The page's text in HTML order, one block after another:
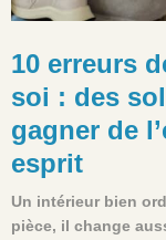
10 erreurs
soi : des
gagner de
esprit
Un intérieur bien
pièce, il change